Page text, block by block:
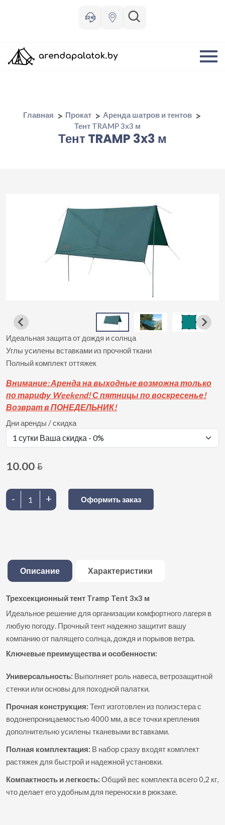
Главная Прокат
Аренда шатров и тентов
Тент TRAMP 3x3 м
Тент TRAMP 3x3 м
Идеальная защита от дождя и солнца
Углы усилены вставками из прочной ткани
Полный комплект оттяжек
Внимание: Аренда на выходные возможна только
по тарифу Weekend! С пятницы по воскресенье!
Возврат в ПОНЕДЕЛЬНИК!
Дни аренды / скидка
10.00 BYN
- + Оформить заказ
Описание Характеристики
Трехсекционный тент Tramp Tent 3x3 м
Идеальное решение для организации комфортного лагеря в
любую погоду. Прочный тент надежно защитит вашу
компанию от палящего солнца, дождя и порывов ветра.
Ключевые преимущества и особенности:
Универсальность: Выполняет роль навеса, ветрозащитной
стенки или основы для походной палатки.
Прочная конструкция: Тент изготовлен из полиэстера с
водонепроницаемостью 4000 мм, а все точки крепления
дополнительно усилены тканевыми вставками.
Полная комплектация: В набор сразу входят комплект
растяжек для быстрой и надежной установки.
Компактность и легкость: Общий вес комплекта всего 0,2 кг,
что делает его удобным для переноски в рюкзаке.